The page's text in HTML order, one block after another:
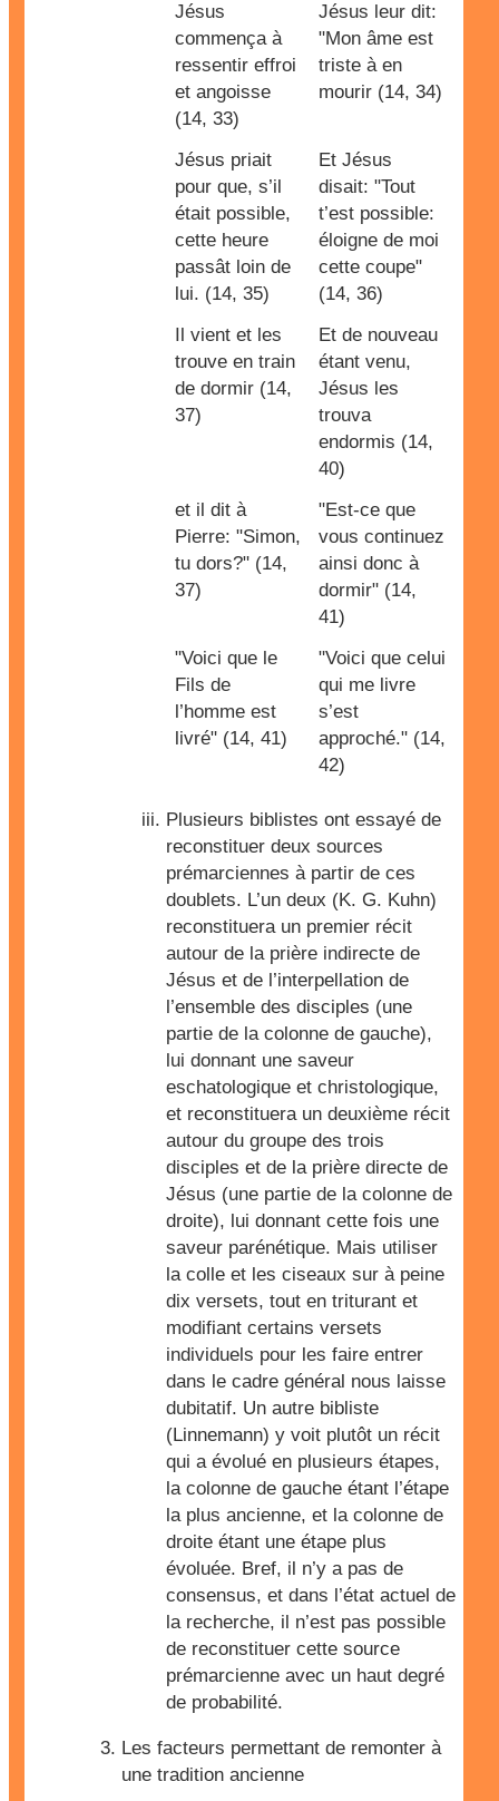
Jésus
commença à
ressentir effroi
et angoisse
(14, 33)
Jésus leur dit:
"Mon âme est
triste à en
mourir (14, 34)
Jésus priait
pour que, s’il
était possible,
cette heure
passât loin de
lui. (14, 35)
Et Jésus
disait: "Tout
t’est possible:
éloigne de moi
cette coupe"
(14, 36)
Il vient et les
trouve en train
de dormir (14,
37)
Et de nouveau
étant venu,
Jésus les
trouva
endormis (14,
40)
et il dit à
Pierre: "Simon,
tu dors?" (14,
37)
"Est-ce que
vous continuez
ainsi donc à
dormir" (14,
41)
"Voici que le
Fils de
l’homme est
livré" (14, 41)
"Voici que celui
qui me livre
s’est
approché." (14,
42)
Plusieurs biblistes ont essayé de
reconstituer deux sources
prémarciennes à partir de ces
doublets. L’un deux (K. G. Kuhn)
reconstituera un premier récit
autour de la prière indirecte de
Jésus et de l’interpellation de
l’ensemble des disciples (une
partie de la colonne de gauche),
lui donnant une saveur
eschatologique et christologique,
et reconstituera un deuxième récit
autour du groupe des trois
disciples et de la prière directe de
Jésus (une partie de la colonne de
droite), lui donnant cette fois une
saveur parénétique. Mais utiliser
la colle et les ciseaux sur à peine
dix versets, tout en triturant et
modifiant certains versets
individuels pour les faire entrer
dans le cadre général nous laisse
dubitatif. Un autre bibliste
(Linnemann) y voit plutôt un récit
qui a évolué en plusieurs étapes,
la colonne de gauche étant l’étape
la plus ancienne, et la colonne de
droite étant une étape plus
évoluée. Bref, il n’y a pas de
consensus, et dans l’état actuel de
la recherche, il n’est pas possible
de reconstituer cette source
prémarcienne avec un haut degré
de probabilité.
Les facteurs permettant de remonter à
une tradition ancienne